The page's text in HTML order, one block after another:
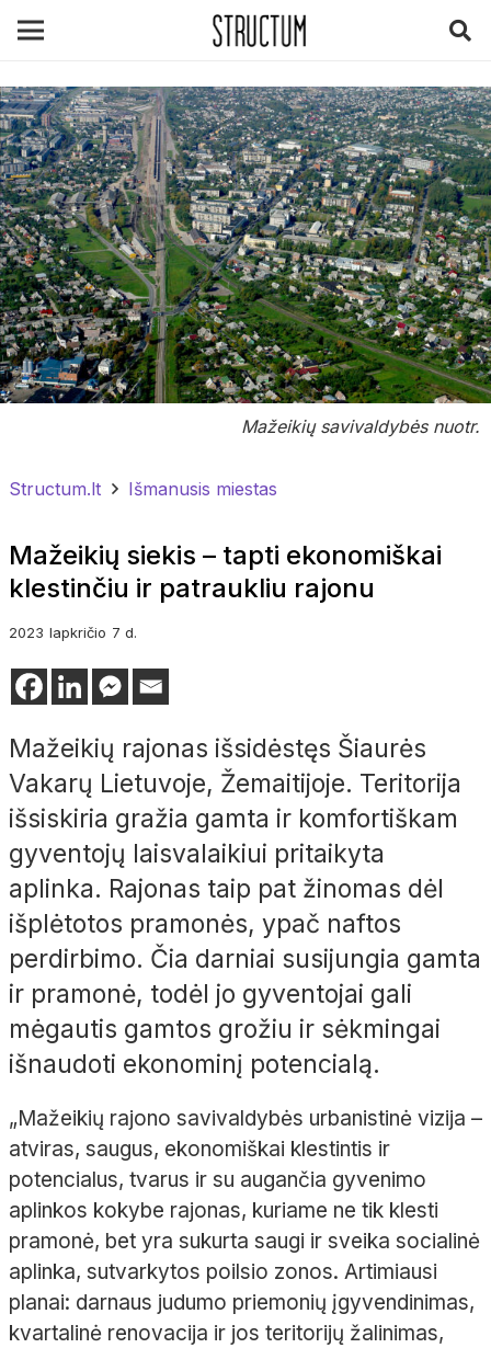
Mažeikių savivaldybės nuotr.
Structum.lt Išmanusis miestas
Mažeikių siekis – tapti ekonomiškai
klestinčiu ir patraukliu rajonu
2023 lapkričio 7 d.
Mažeikių rajonas išsidėstęs Šiaurės
Vakarų Lietuvoje, Žemaitijoje. Teritorija
išsiskiria gražia gamta ir komfortiškam
gyventojų laisvalaikiui pritaikyta
aplinka. Rajonas taip pat žinomas dėl
išplėtotos pramonės, ypač naftos
perdirbimo. Čia darniai susijungia gamta
ir pramonė, todėl jo gyventojai gali
mėgautis gamtos grožiu ir sėkmingai
išnaudoti ekonominį potencialą.
„Mažeikių rajono savivaldybės urbanistinė vizija –
atviras, saugus, ekonomiškai klestintis ir
potencialus, tvarus ir su augančia gyvenimo
aplinkos kokybe rajonas, kuriame ne tik klesti
pramonė, bet yra sukurta saugi ir sveika socialinė
aplinka, sutvarkytos poilsio zonos. Artimiausi
planai: darnaus judumo priemonių įgyvendinimas,
kvartalinė renovacija ir jos teritorijų žalinimas,